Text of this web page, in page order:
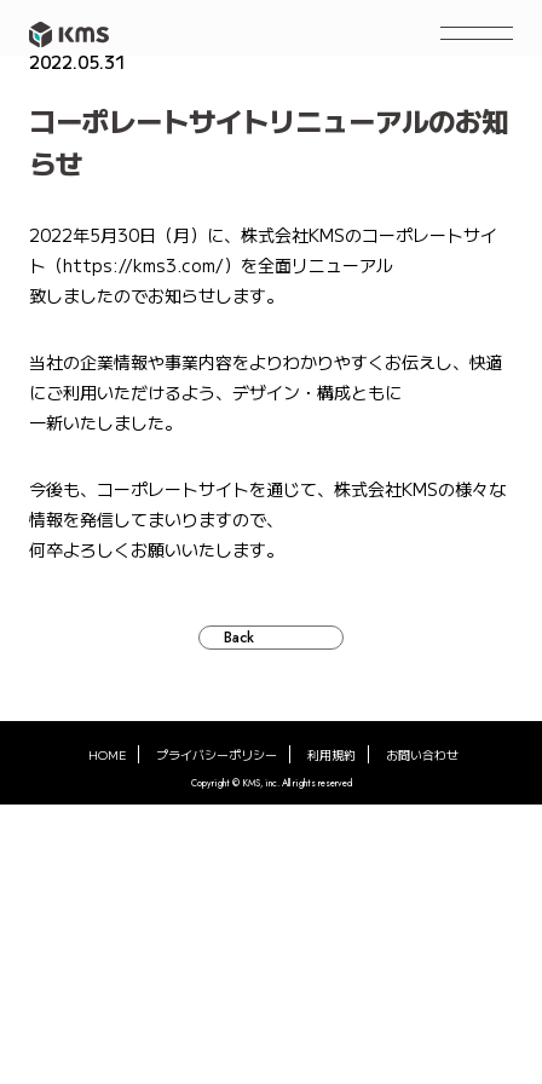
2022.05.31
コーポレートサイトリニューアルのお知
らせ
2022年5月30日（月）に、株式会社KMSのコーポレートサイ
ト（https://kms3.com/）を全面リニューアル
致しましたのでお知らせします。
当社の企業情報や事業内容をよりわかりやすくお伝えし、快適
にご利用いただけるよう、デザイン・構成ともに
一新いたしました。
今後も、コーポレートサイトを通じて、株式会社KMSの様々な
情報を発信してまいりますので、
何卒よろしくお願いいたします。
Back
HOME プライバシーポリシー 利用規約 お問い合わせ
Copyright © KMS, inc. All rights reserved